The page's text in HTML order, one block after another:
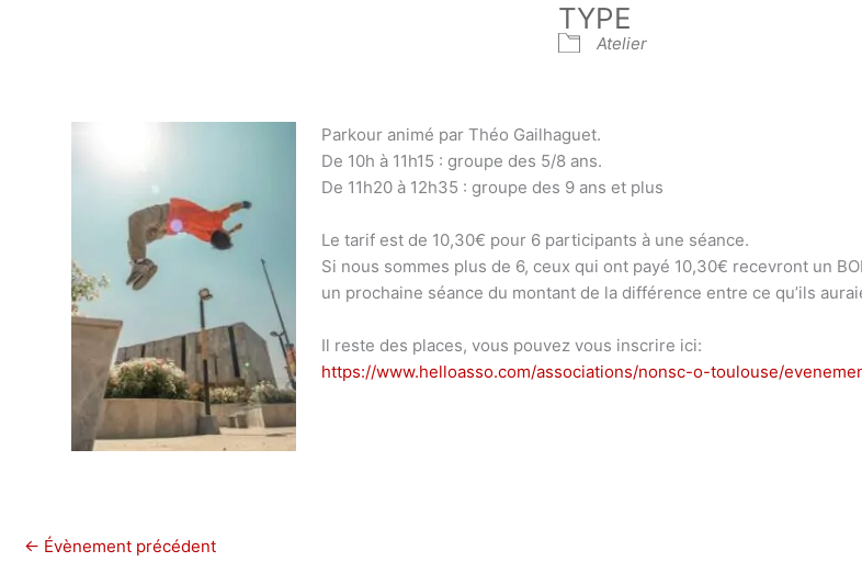
TYPE
Atelier
Parkour animé par Théo Gailhaguet.
De 10h à 11h15 : groupe des 5/8 ans.
De 11h20 à 12h35 : groupe des 9 ans et plus
Le tarif est de 10,30€ pour 6 participants à une séance.
Si nous sommes plus de 6, ceux qui ont payé 10,30€ recevront un
un prochaine séance du montant de la différence entre ce qu’ils
Il reste des places, vous pouvez vous inscrire ici:
https://www.helloasso.com/associations/nonsc-o-toulouse/
← Évènement précédent